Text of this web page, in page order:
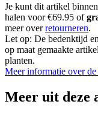
Je kunt dit artikel
halen voor €69.95 of
meer overretourneren.
Let op: De bedenktijd
op maat gemaakte
planten.
Meer informatie over
Meer uit deze